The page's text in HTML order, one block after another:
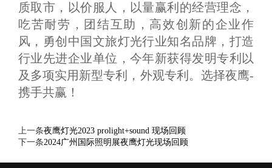
质取市，以价服人，以量赢利的经营理念，
吃苦耐劳，团结互助，高效创新的企业作
风，勇创中国文旅灯光行业知名品牌，打造
行业先进企业单位，今年新获得发明专利以
及多项实用新型专利，外观专利。选择夜鹰-
携手共赢！
上一条夜鹰灯光2023 prolight+sound 现场回顾
下一条2024广州国际照明展夜鹰灯光现场回顾